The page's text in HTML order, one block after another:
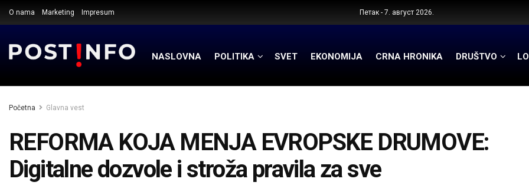
O nama Marketing Impresum Петак - 7. август 2026.
NASLOVNA POLITIKA SVET EKONOMIJA CRNA HRONIKA DRUŠTVO
Početna Glavna vest
REFORMA KOJA MENJA EVROPSKE DRUMOVE:
Digitalne dozvole i stroža pravila za sve